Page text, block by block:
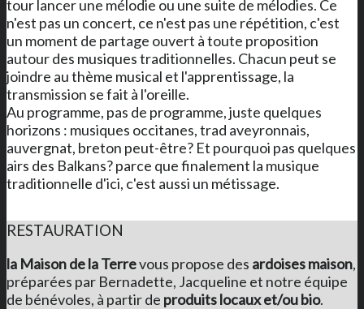
tour lancer une mélodie ou une suite de mélodies. Ce
n'est pas un concert, ce n'est pas une répétition, c'est
un moment de partage ouvert à toute proposition
autour des musiques traditionnelles. Chacun peut se
joindre au thème musical et l'apprentissage, la
transmission se fait à l'oreille.
Au programme, pas de programme, juste quelques
horizons : musiques occitanes, trad aveyronnais,
auvergnat, breton peut-être? Et pourquoi pas quelques
airs des Balkans? parce que finalement la musique
traditionnelle d'ici, c'est aussi un métissage.
RESTAURATION
la Maison de la Terrevous propose des ardoises maison,
préparées par Bernadette, Jacqueline et notre équipe
de bénévoles, à partir de produits locaux et/ou bio.